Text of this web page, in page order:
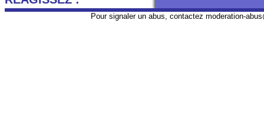
Pour signaler un abus, contactez moderation-